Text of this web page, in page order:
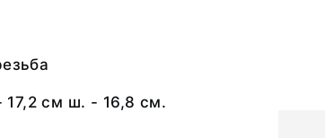
см ш. - 16,8 см.